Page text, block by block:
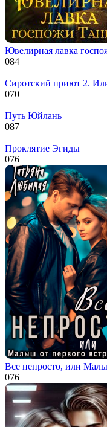
Ювелирная лавка
084
Cиротский приют 2.
070
Путь Юйлань
087
Проклятие Эгиды
076
Все непросто, или
076